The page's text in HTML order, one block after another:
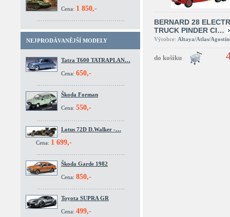
Cena: 1 850,-
NEJPRODÁVANĚJŠÍ MODELY
Tatra T600 TATRAPLAN…
Cena: 650,-
Škoda Forman
Cena: 550,-
Lotus 72D D.Walker -…
Cena: 1 699,-
Škoda Garde 1982
Cena: 850,-
Toyota SUPRA GR
Cena: 499,-
BERNARD 28
TRUCK PINDER CI…
Výrobce: Altaya/Atlas/